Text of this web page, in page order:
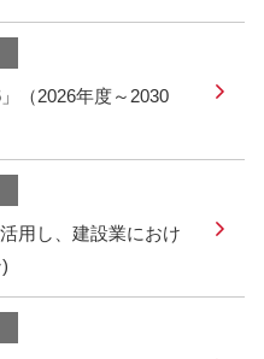
（2026年度～2030
用し、建設業におけ